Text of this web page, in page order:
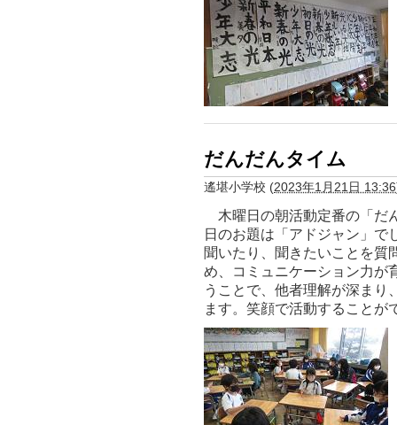
だんだんタイム
遙堪小学校 (2023年1月21日 13:36
木曜日の朝活動定番の「だ
日のお題は「アドジャン」で
聞いたり、聞きたいことを質
め、コミュニケーション力が
うことで、他者理解が深まり
ます。笑顔で活動することが